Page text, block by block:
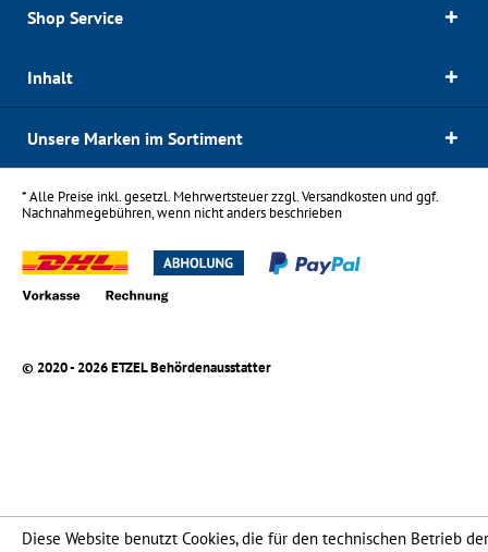
Shop Service
Inhalt
Unsere Marken im Sortiment
* Alle Preise inkl. gesetzl. Mehrwertsteuer zzgl.Versandkostenund ggf.
Nachnahmegebühren, wenn nicht anders beschrieben
© 2020 - 2026 ETZEL Behördenausstatter
Diese Website benutzt Cookies, die für den technischen Betrieb der